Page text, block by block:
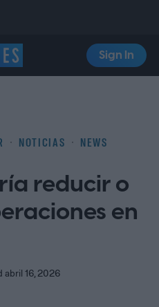
Sign In
NOTICIAS NEWS
reducir o
en
abril 16, 2026